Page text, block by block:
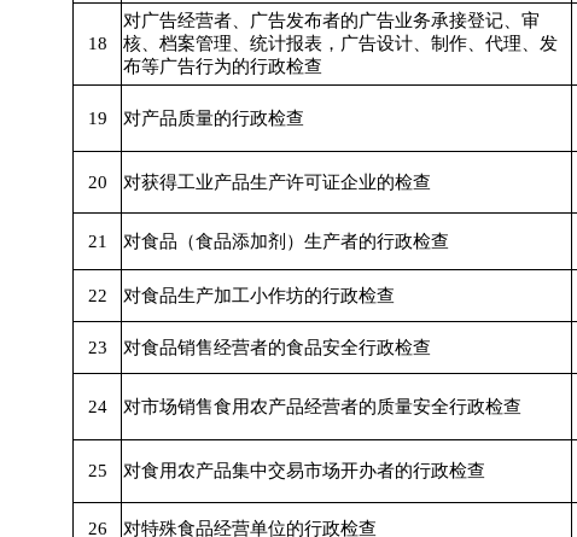
18
对广告经营者、广告发布者的广告业务承接登记、审
核、档案管理、统计报表，广告设计、制作、代理、发
布等广告行为的行政检查
19 对产品质量的行政检查
20 对获得工业产品生产许可证企业的检查
21 对食品（食品添加剂）生产者的行政检查
22 对食品生产加工小作坊的行政检查
23 对食品销售经营者的食品安全行政检查
24 对市场销售食用农产品经营者的质量安全行政检查
25 对食用农产品集中交易市场开办者的行政检查
26 对特殊食品经营单位的行政检查